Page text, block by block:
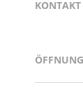
KONTAKT